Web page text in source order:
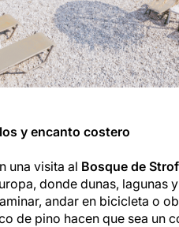
y encanto costero
una visita al Bosque de
donde dunas, lagunas
andar en bicicleta o
de pino hacen que sea un